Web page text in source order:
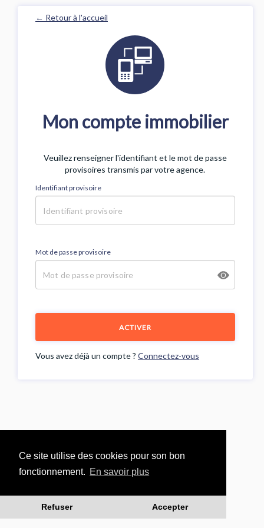
Ce site utilise des cookies pour son bon
fonctionnement. En savoir plus
Refuser Accepter
← Retour à l'accueil
Mon compte immobilier
Veuillez renseigner l'identifiant et le mot de passe
provisoires transmis par votre agence.
Identifiant provisoire
Mot de passe provisoire
ACTIVER
Vous avez déjà un compte ? Connectez-vous